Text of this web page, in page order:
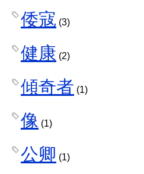
倭寇 (3)
健康 (2)
傾奇者 (1)
像 (1)
公卿 (1)